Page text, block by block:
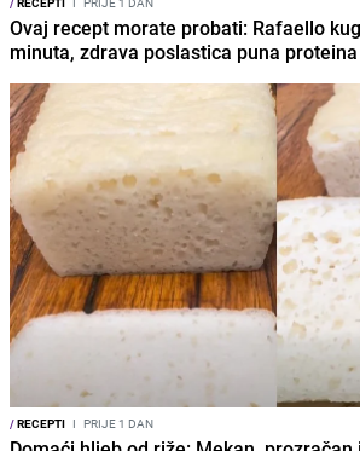
Ovaj recept morate probati: Rafaello
minuta, zdrava poslastica puna proteina
/RECEPTI I PRIJE 1 DAN